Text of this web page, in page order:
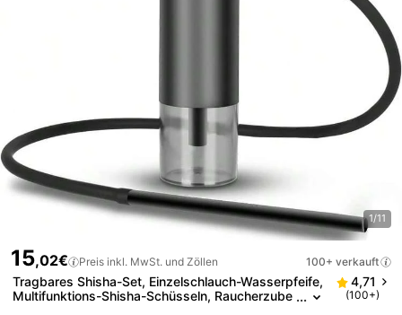
1/11
15,02€ Preis inkl. MwSt. und Zöllen 100+ verkauft
Tragbares Shisha-Set, Einzelschlauch-Wasserpfeife,
Multifunktions-Shisha-Schüsseln, Raucherzube
4,71
(100+)